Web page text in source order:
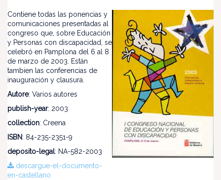
Contiene todas las ponencias y
comunicaciones presentadas al
congreso que, sobre Educación
y Personas con discapacidad, se
celebró en Pamplona del 6 al 8
de marzo de 2003. Están
tambien las conferencias de
inauguración y clausura.
Autore: Varios autores
publish-year: 2003
collection: Creena
ISBN: 84-235-2351-9
deposito-legal: NA-582-2003
descargue-el-documento-
en-castellano